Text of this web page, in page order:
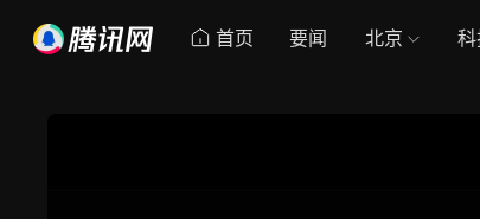
首页 要闻 北京 科